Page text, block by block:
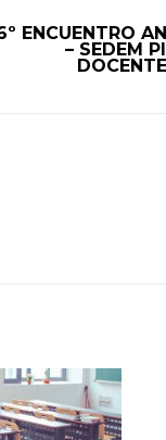
ENCUENTRO
– SEDEM